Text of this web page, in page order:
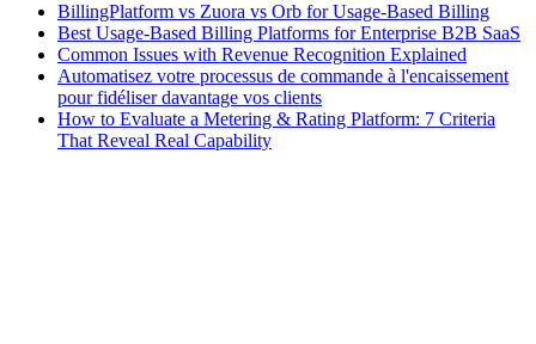
BillingPlatform vs Zuora vs Orb for Usage-Based Billing
Best Usage-Based Billing Platforms for Enterprise B2B SaaS
Common Issues with Revenue Recognition Explained
Automatisez votre processus de commande à l'encaissement
pour fidéliser davantage vos clients
How to Evaluate a Metering & Rating Platform: 7 Criteria
That Reveal Real Capability